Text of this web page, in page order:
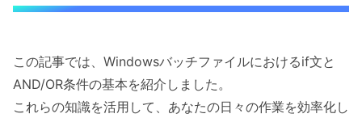
この記事では、Windowsバッチファイルにおけるif文と
AND/OR条件の基本を紹介しました。
これらの知識を活用して、あなたの日々の作業を効率化し